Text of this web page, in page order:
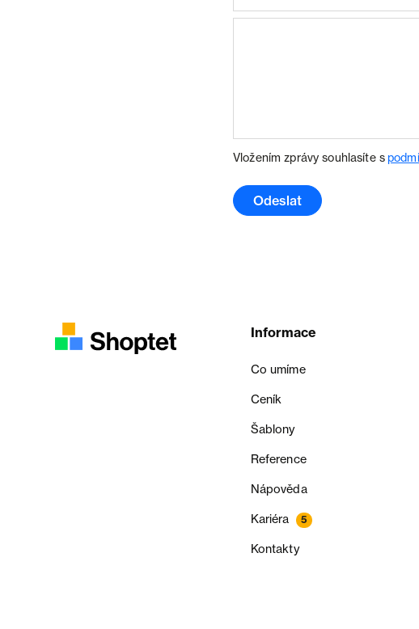
Vložením zprávy souhlasíte s
Odeslat
Informace
Co umíme
Ceník
Šablony
Reference
Nápověda
Kariéra 5
Kontakty